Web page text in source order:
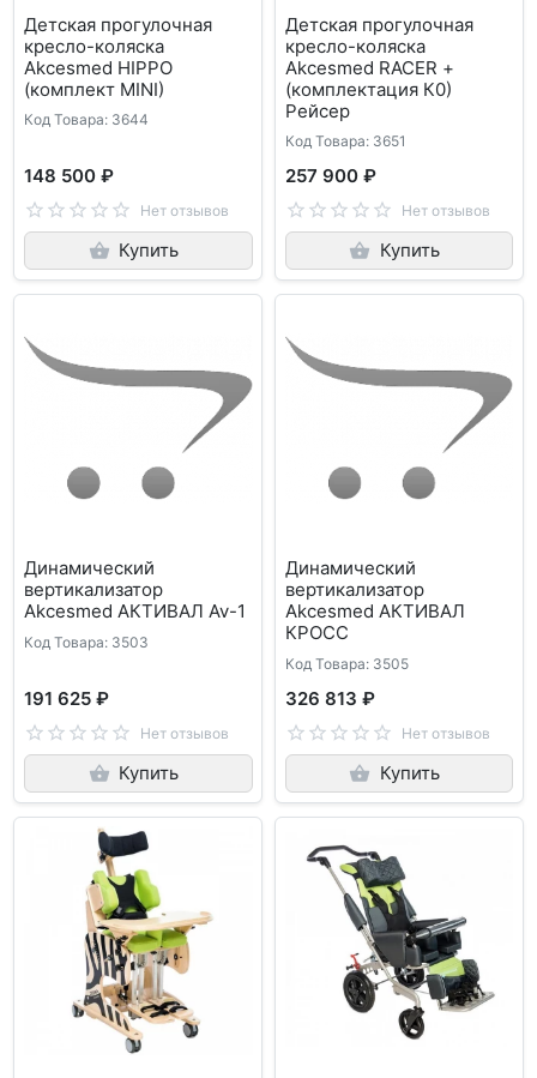
Детская прогулочная
кресло-коляска
Akcesmed HIPPO
(комплект MINI)
Код Товара: 3644
148 500 ₽
Нет отзывов
Купить
Детская прогулочная
кресло-коляска
Akcesmed RACER +
(комплектация К0)
Рейсер
Код Товара: 3651
257 900 ₽
Нет отзывов
Купить
Динамический
вертикализатор
Akcesmed АКТИВАЛ Av-1
Код Товара: 3503
191 625 ₽
Нет отзывов
Купить
Динамический
вертикализатор
Akcesmed АКТИВАЛ
КРОСС
Код Товара: 3505
326 813 ₽
Нет отзывов
Купить